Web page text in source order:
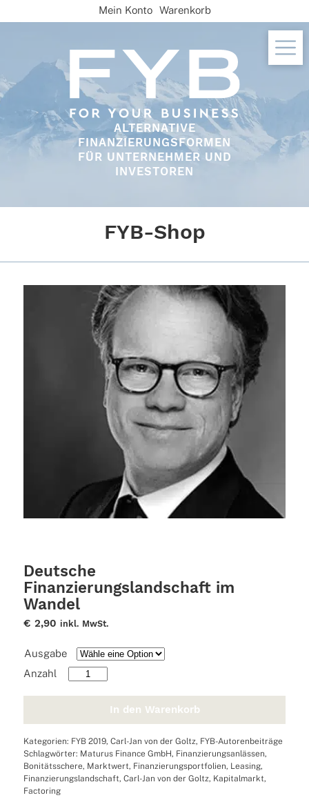
to
ALTERNATIVE
FINANZIERUNGSFORMEN
FÜR UNTERNEHMER UND
INVESTOREN
Mein Konto Warenkorb
FYB-Shop
Deutsche
Finanzierungslandschaft im
Wandel
€ 2,90 inkl. MwSt.
Ausgabe
Deutsche
In den Warenkorb
Kategorien: FYB 2019,Carl-Jan von der Goltz, FYB-Autorenbeiträge
Schlagwörter: Maturus Finance GmbH, Finanzierungsanlässen,
Bonitätsschere, Marktwert, Finanzierungsportfolien, Leasing,
Finanzierungslandschaft,Carl-Jan von der Goltz, Kapitalmarkt,
Factoring